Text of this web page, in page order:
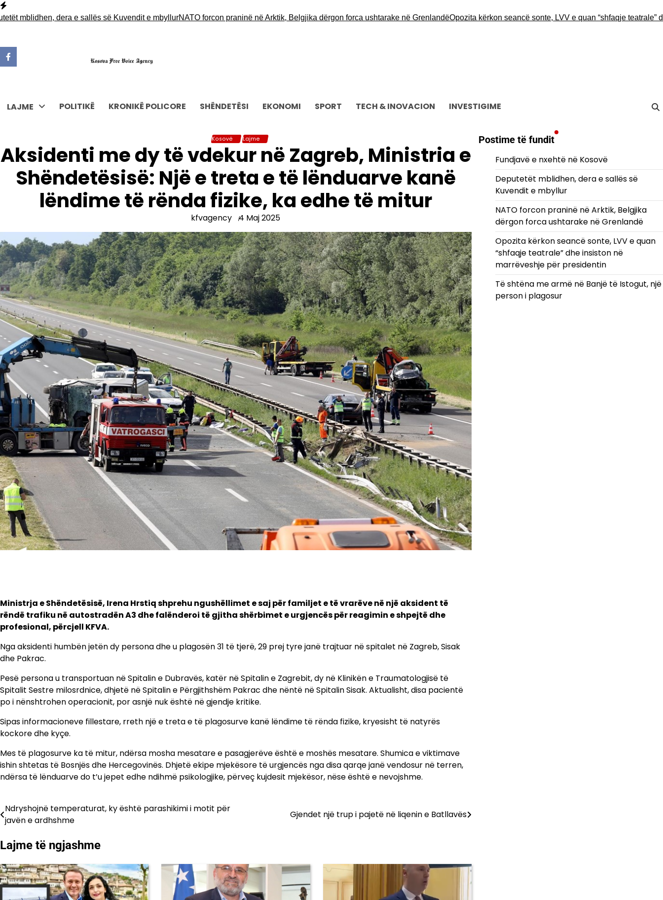
Skip
to
dera e sallës së Kuvendit e mbyllurNATO forcon praninë në Arktik, Belgjika dërgon forca ushtarake në GrenlandëOpozita kërkon seancë sonte, LVV e quan “shfaqje teatrale” dhe
LAJME POLITIKË KRONIKË POLICORE SHËNDETËSI EKONOMI SPORT TECH & INOVACION INVESTIGIME
Kosovë Lajme
Aksidenti me dy të vdekur në Zagreb, Ministria e
Shëndetësisë: Një e treta e të lënduarve kanë
lëndime të rënda fizike, ka edhe të mitur
kfvagency 4 Maj 2025
Ministrja e Shëndetësisë, Irena Hrstiq shprehu ngushëllimet e saj për familjet e të vrarëve në një aksident të
rëndë trafiku në autostradën A3 dhe falënderoi të gjitha shërbimet e urgjencës për reagimin e shpejtë dhe
profesional, përcjell KFVA.
Nga aksidenti humbën jetën dy persona dhe u plagosën 31 të tjerë, 29 prej tyre janë trajtuar në spitalet në Zagreb, Sisak
dhe Pakrac.
Pesë persona u transportuan në Spitalin e Dubravës, katër në Spitalin e Zagrebit, dy në Klinikën e Traumatologjisë të
Spitalit Sestre milosrdnice, dhjetë në Spitalin e Përgjithshëm Pakrac dhe nëntë në Spitalin Sisak. Aktualisht, disa pacientë
po i nënshtrohen operacionit, por asnjë nuk është në gjendje kritike.
Sipas informacioneve fillestare, rreth një e treta e të plagosurve kanë lëndime të rënda fizike, kryesisht të natyrës
kockore dhe kyçe.
Mes të plagosurve ka të mitur, ndërsa mosha mesatare e pasagjerëve është e moshës mesatare. Shumica e viktimave
ishin shtetas të Bosnjës dhe Hercegovinës. Dhjetë ekipe mjekësore të urgjencës nga disa qarqe janë vendosur në terren,
ndërsa të lënduarve do t’u jepet edhe ndihmë psikologjike, përveç kujdesit mjekësor, nëse është e nevojshme.
Lëvizje
te
postimet
Ndryshojnë temperaturat, ky është parashikimi i motit për
javën e ardhshme
Gjendet një trup i pajetë në liqenin e Batllavës
Lajme të ngjashme
Postime të fundit
Fundjavë e nxehtë në Kosovë
Deputetët mblidhen, dera e sallës së
Kuvendit e mbyllur
NATO forcon praninë në Arktik, Belgjika
dërgon forca ushtarake në Grenlandë
Opozita kërkon seancë sonte, LVV e quan
“shfaqje teatrale” dhe insiston në
marrëveshje për presidentin
Të shtëna me armë në Banjë të Istogut, një
person i plagosur